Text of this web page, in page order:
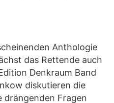
Anthologie
das Rettende auch
Denkraum Band
diskutieren die
drängenden Fragen